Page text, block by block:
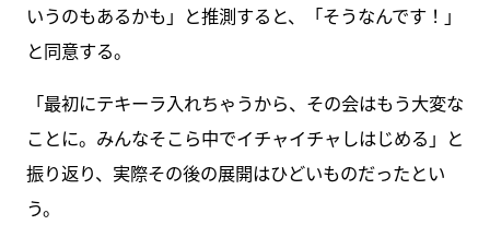
いうのもあるかも」と推測すると、「そうなんです！」
と同意する。
「最初にテキーラ入れちゃうから、その会はもう大変な
ことに。みんなそこら中でイチャイチャしはじめる」と
振り返り、実際その後の展開はひどいものだったとい
う。